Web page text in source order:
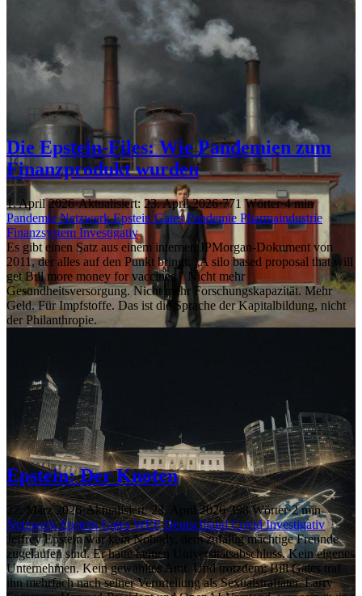
Die Epstein-Files: Wie Pandemien zum
Finanzprodukt wurden
1. April 2026·Aktualisiert: 23. April 2026·771 Wörter·4 min
PandemieNetzwerkEpstein GatesPandemie Pharmaindustrie
Finanzsystem Investigativ
Es gibt einen Satz aus einem internen JPMorgan-Dokument von
2011, der alles auf den Punkt bringt: „A silo based proposal that will
get Bill more money for vaccines." Nicht mehr
Gesundheitsversorgung. Nicht mehr Forschungskapazität. Mehr
Geld. Für Impfstoffe. Das ist die Sprache der Kapitalbildung, nicht
der Philanthropie.
Epstein: Der Knoten
27. März 2026·Aktualisiert: 23. April 2026·398 Wörter·2 min
NetzwerkEpsteinGatesWEFDeutschlandCovidInvestigativ
Jeffrey Epstein war kein Nobody, dem zufällig mächtige Freunde
zugelaufen sind. Er hatte keinen Universitätsabschluss. Kein eigenes
Unternehmen. Kein gewähltes Amt. Und trotzdem: Bill Gates traf
ihn mehrfach nach seiner Verurteilung als Sexualstraftäter. Larry